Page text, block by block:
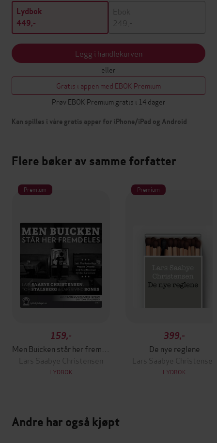
Lydbok
449,-
Ebok
249,-
Legg i handlekurven
eller
Gratis i appen med EBOK Premium
Prøv EBOK Premium gratis i 14 dager
Kan spilles i våre gratis apper for iPhone/iPad og Android
Flere bøker av samme forfatter
Premium
159,-
Lars Saabye Christensen
LYDBOK
Premium
399,-
De nye reglene
Lars Saabye Christensen
LYDBOK
Andre har også kjøpt